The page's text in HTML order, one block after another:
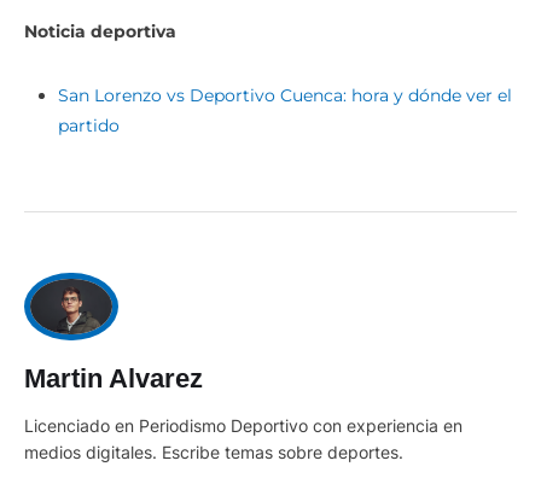
Noticia deportiva
San Lorenzo vs Deportivo Cuenca: hora y dónde ver el
partido
Martin Alvarez
Licenciado en Periodismo Deportivo con experiencia en
medios digitales. Escribe temas sobre deportes.